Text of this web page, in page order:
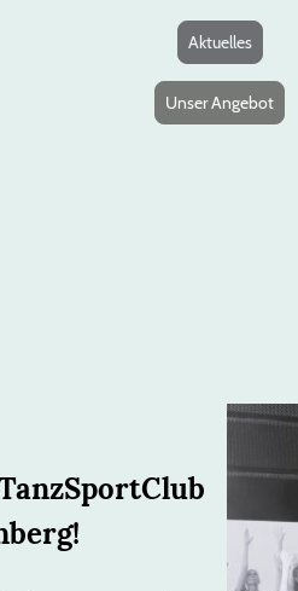
Aktuelles
Unser Angebot